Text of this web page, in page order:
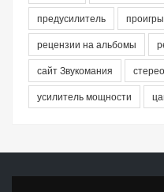
предусилитель
рецензии на альбомы
сайт Звукомания
стерео
усилитель мощности